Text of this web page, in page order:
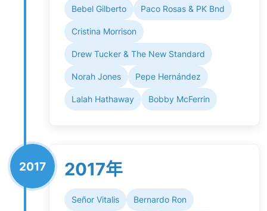
Bebel Gilberto Paco Rosas & PK Bnd
Cristina Morrison
Drew Tucker & The New Standard
Norah Jones Pepe Hernández
Lalah Hathaway Bobby McFerrin
2017 2017年
Señor Vitalis Bernardo Ron